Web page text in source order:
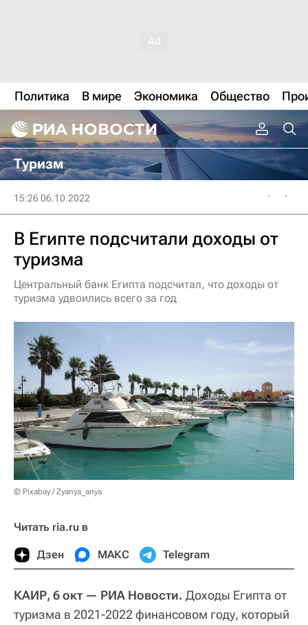
Политика В мире Экономика Общество
Туризм
15:26 06.10.2022
В Египте подсчитали доходы от
туризма
Центральный банк Египта подсчитал, что доходы от
туризма удвоились всего за год
© Pixabay / Zyanya_anya
Читать ria.ru в
Дзен МАКС Telegram
КАИР, 6 окт — РИА Новости. Доходы Египта от
туризма в 2021-2022 финансовом году, который